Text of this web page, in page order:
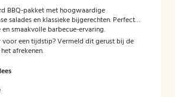
BBQ-pakket met hoogwaardige
salades en klassieke bijgerechten. Perfect
smaakvolle barbecue-ervaring.
voor een tijdstip? Vermeld dit gerust bij de
afrekenen.